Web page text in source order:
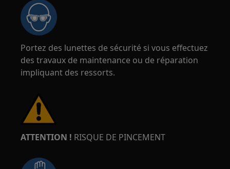
Portez des lunettes de sécurité si vous effectuez
des travaux de maintenance ou de réparation
impliquant des ressorts.
ATTENTION ! RISQUE DE PINCEMENT